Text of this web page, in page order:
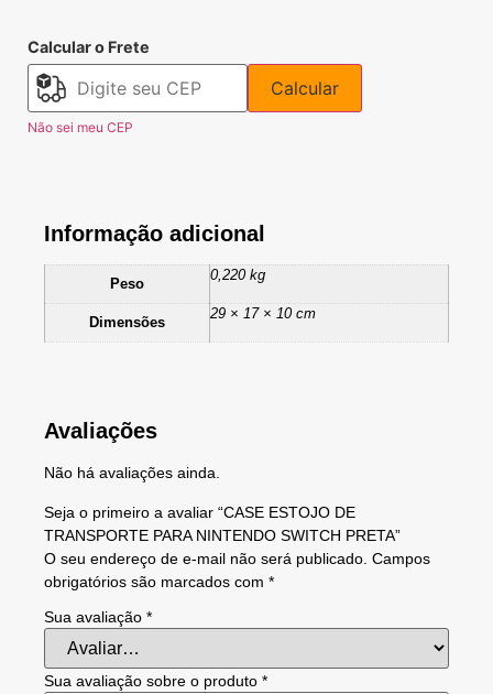
Calcular o Frete
Calcular
Não sei meu CEP
Informação adicional
Peso
0,220 kg
Dimensões
29 × 17 × 10 cm
Avaliações
Não há avaliações ainda.
Seja o primeiro a avaliar “CASE ESTOJO DE
TRANSPORTE PARA NINTENDO SWITCH PRETA”
O seu endereço de e-mail não será publicado. Campos
obrigatórios são marcados com *
Sua avaliação *
Sua avaliação sobre o produto *